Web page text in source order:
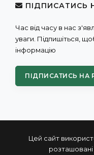
Цей сайт
ПІДПИСАТИСЬ
Час від часу в нас
уваги. Підпишіться,
інформацію
ПІДПИСАТИСЬ НА